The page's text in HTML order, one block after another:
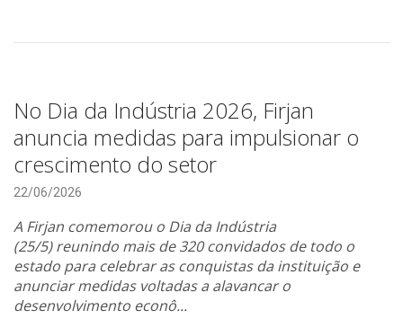
No Dia da Indústria 2026, Firjan
anuncia medidas para impulsionar o
crescimento do setor
22/06/2026
A Firjan comemorou o Dia da Indústria
(25/5) reunindo mais de 320 convidados de todo o
estado para celebrar as conquistas da instituição e
anunciar medidas voltadas a alavancar o
desenvolvimento econô...